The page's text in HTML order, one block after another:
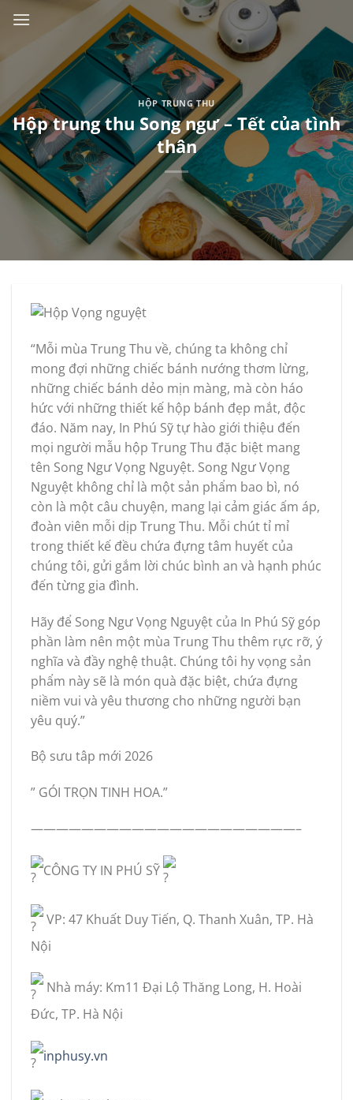
HỘP TRUNG THU
Hộp trung thu Song ngư – Tết của tình
thân
“Mỗi mùa Trung Thu về, chúng ta không chỉ
mong đợi những chiếc bánh nướng thơm lừng,
những chiếc bánh dẻo mịn màng, mà còn háo
hức với những thiết kế hộp bánh đẹp mắt, độc
đáo. Năm nay, In Phú Sỹ tự hào giới thiệu đến
mọi người mẫu hộp Trung Thu đặc biệt mang
tên Song Ngư Vọng Nguyệt. Song Ngư Vọng
Nguyệt không chỉ là một sản phẩm bao bì, nó
còn là một câu chuyện, mang lại cảm giác ấm áp,
đoàn viên mỗi dịp Trung Thu. Mỗi chút tỉ mỉ
trong thiết kế đều chứa đựng tâm huyết của
chúng tôi, gửi gắm lời chúc bình an và hạnh phúc
đến từng gia đình.
Hãy để Song Ngư Vọng Nguyệt của In Phú Sỹ góp
phần làm nên một mùa Trung Thu thêm rực rỡ, ý
nghĩa và đầy nghệ thuật. Chúng tôi hy vọng sản
phẩm này sẽ là món quà đặc biệt, chứa đựng
niềm vui và yêu thương cho những người bạn
yêu quý.”
Bộ sưu tâp mới 2026
” GÓI TRỌN TINH HOA.”
—————————————————————–
CÔNG TY IN PHÚ SỸ
VP: 47 Khuất Duy Tiến, Q. Thanh Xuân, TP. Hà
Nội
Nhà máy: Km11 Đại Lộ Thăng Long, H. Hoài
Đức, TP. Hà Nội
inphusy.vn